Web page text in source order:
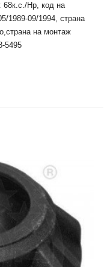
68к.с./Hp, код на
1989-09/1994, страна
на монтаж
5495